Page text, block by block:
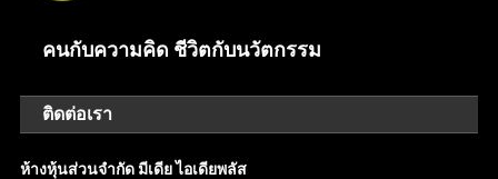
คนกับความคิด ชีวิตกับนวัตกรรม
ติดต่อเรา
ห้างหุ้นส่วนจำกัด มีเดีย ไอเดียพลัส